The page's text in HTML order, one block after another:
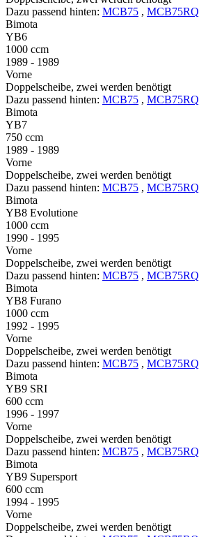
Dazu passend hinten: MCB75 , MCB75RQ
Bimota
YB6
1000 ccm
1989 - 1989
Vorne
Doppelscheibe, zwei werden benötigt
Dazu passend hinten: MCB75 , MCB75RQ
Bimota
YB7
750 ccm
1989 - 1989
Vorne
Doppelscheibe, zwei werden benötigt
Dazu passend hinten: MCB75 , MCB75RQ
Bimota
YB8 Evolutione
1000 ccm
1990 - 1995
Vorne
Doppelscheibe, zwei werden benötigt
Dazu passend hinten: MCB75 , MCB75RQ
Bimota
YB8 Furano
1000 ccm
1992 - 1995
Vorne
Doppelscheibe, zwei werden benötigt
Dazu passend hinten: MCB75 , MCB75RQ
Bimota
YB9 SRI
600 ccm
1996 - 1997
Vorne
Doppelscheibe, zwei werden benötigt
Dazu passend hinten: MCB75 , MCB75RQ
Bimota
YB9 Supersport
600 ccm
1994 - 1995
Vorne
Doppelscheibe, zwei werden benötigt